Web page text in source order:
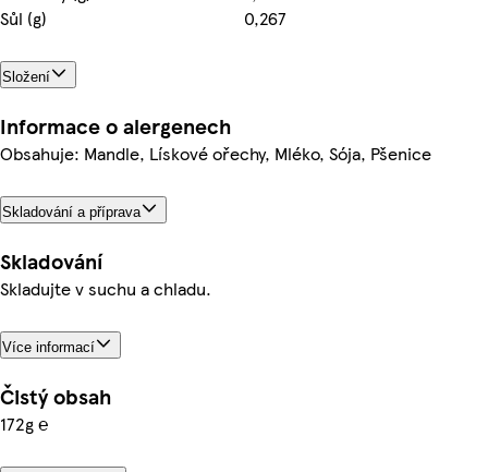
Sůl (g)
0,267
Složení
Informace o alergenech
Obsahuje: Mandle, Lískové ořechy, Mléko, Sója, Pšenice
Skladování a příprava
Skladování
Skladujte v suchu a chladu.
Více informací
Čistý obsah
172g ℮